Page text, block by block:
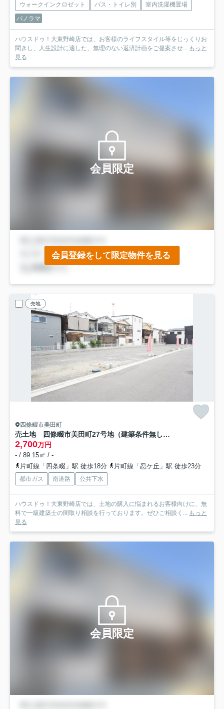
ウォークインクロゼット バス・トイレ別
室内洗濯機置場
パノラマ
ハウスドゥ！大東野崎店では、お客様のライフスタイル等をじっくりお
聞きし、人生設計に適した、無理のない返済計画をご提案させ... もっと
見る
会員限定
会員登録をして限定物件を見る
売地
四條畷市美田町
売土地 四條畷市美田町27号地（建築条件無し更地）
2,700万円
- / 89.15㎡ / -
片町線「四条畷」駅 徒歩18分
片町線「忍ケ丘」駅 徒歩23分
都市ガス 南道路 公共下水
ハウスドゥ！大東野崎店では、土地の購入に悩まれるお客様向けに、無
料で一級建築士の間取り相談を行っております。ぜひご相談く... もっと
見る
会員限定